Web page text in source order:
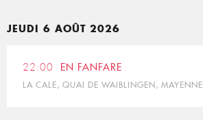
JEUDI 6 AOÛT 2026
22:00 EN FANFARE
LA CALE, QUAI DE WAIBLINGEN, MAYENNE